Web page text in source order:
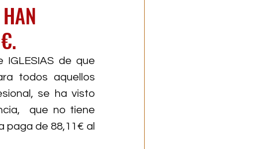
IGLESIAS de que
todos aquellos
se ha visto
que no tiene
paga de 88,11€ al